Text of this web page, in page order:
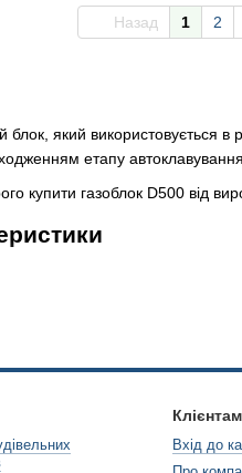
який використовується в
етапу автоклавування.
купити газоблок D500 від
назві матеріалу ― 500 кг/м3.
Назад 1 2
Клієнтам
Вхід до